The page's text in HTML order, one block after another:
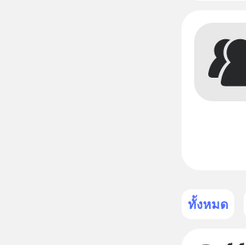
ทั้งหมด